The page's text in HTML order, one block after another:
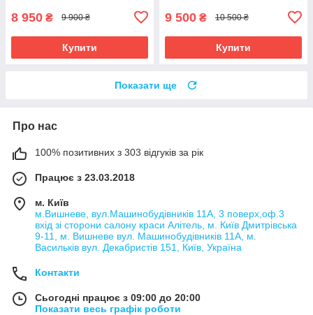
8 950 ₴ 9 900 ₴
Купити
9 500 ₴ 10 500 ₴
Купити
Показати ще
Про нас
100% позитивних з 303 відгуків за рік
Працює з 23.03.2018
м. Київ
м.Вишневе, вул.Машинобудівників 11А, 3 поверх,оф.3
вхід зі сторони салону краси Алітель, м. Київ Дмитрівська
9-11, м. Вишневе вул. Машинобудівників 11А, м.
Васильків вул. Декабристів 151, Київ, Україна
Контакти
Сьогодні працює з 09:00 до 20:00
Показати весь графік роботи